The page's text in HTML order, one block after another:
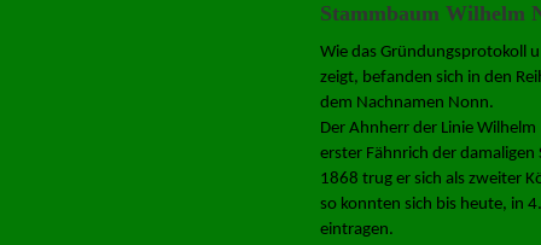
Stammbaum Wilhelm
Wie das Gründungsprotokoll
zeigt, befanden sich in den
dem Nachnamen Nonn.
Der Ahnherr der Linie
erster Fähnrich der damaligen
1868 trug er sich als zweiter
so konnten sich bis heute, in
eintragen.